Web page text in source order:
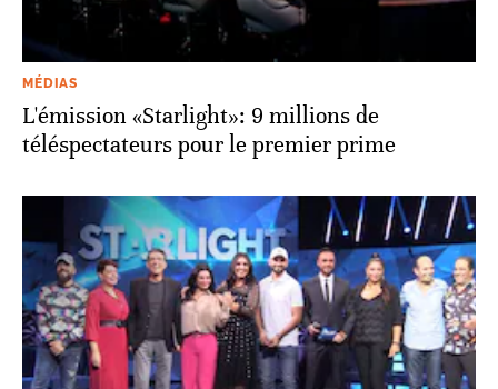
MÉDIAS
L'émission «Starlight»: 9 millions de
téléspectateurs pour le premier prime